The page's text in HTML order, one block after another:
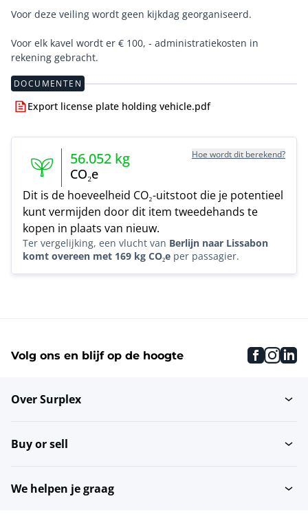
Voor deze veiling wordt geen kijkdag georganiseerd.
Voor elk kavel wordt er € 100, - administratiekosten in
rekening gebracht.
DOCUMENTEN
Export license plate holding vehicle.pdf
56.052 kg
CO₂e
Hoe wordt dit berekend?
Dit is de hoeveelheid CO₂-uitstoot die je potentieel
kunt vermijden door dit item tweedehands te
kopen in plaats van nieuw.
Ter vergelijking, een vlucht van Berlijn naar Lissabon
komt overeen met 169 kg CO₂e per passagier.
Volg ons en blijf op de hoogte
Over Surplex
Buy or sell
We helpen je graag